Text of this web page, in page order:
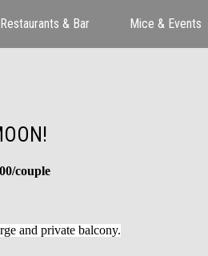
Restaurants & Bar Mice & Events
couple
and private balcony.